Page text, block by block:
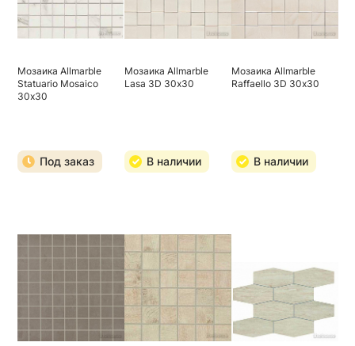
Мозаика Allmarble
Statuario Mosaico
30х30
Под заказ
Мозаика Allmarble
Lasa 3D 30х30
В наличии
Мозаика Allmarble
Raffaello 3D 30х30
В наличии